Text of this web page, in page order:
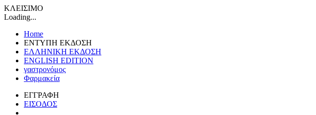
ΚΛΕΙΣΙΜΟ
Loading...
Home
ΕΝΤΥΠΗ ΕΚΔΟΣΗ
ΕΛΛΗΝΙΚΗ ΕΚΔΟΣΗ
ENGLISH EDITION
γαστρονόμος
Φαρμακεία
ΕΓΓΡΑΦΗ
ΕΙΣΟΔΟΣ